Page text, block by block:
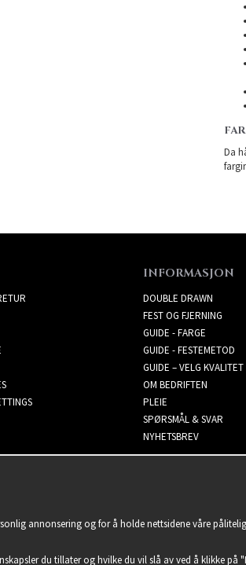
Da
INFORMASJON
DOUBLE DRAWN
FEST OG FJERNING
GUIDE - FARGE
GUIDE - FESTEMETOD
GUIDE – VELG KVALITET
OM BEDRIFTEN
PLEIE
SPØRSMÅL & SVAR
NYHETSBREV
annonsering og for å holde nettsidene våre
du tillater og hvilke du vil slå av ved å klikke på